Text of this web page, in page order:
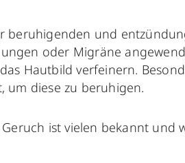
beruhigenden und
oder Migräne
Hautbild verfeinern.
um diese zu beruhigen.
ist vielen bekannt und